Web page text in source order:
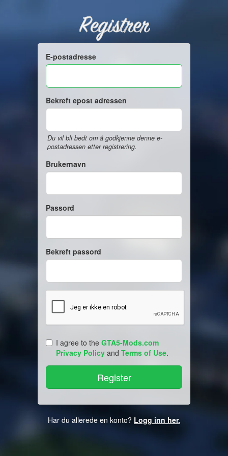
Registrer
E-postadresse
Bekreft epost adressen
Du vil bli bedt om å godkjenne denne e-
postadressen etter registrering.
Brukernavn
Passord
Bekreft passord
I agree to the GTA5-Mods.com
Privacy Policy and Terms of Use.
Har du allerede en konto? Logg inn her.